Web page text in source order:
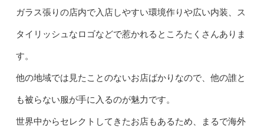
ガラス張りの店内で入店しやすい環境作りや広い内装、ス
タイリッシュなロゴなどで惹かれるところたくさんありま
す。
他の地域では見たことのないお店ばかりなので、他の誰と
も被らない服が手に入るのが魅力です。
世界中からセレクトしてきたお店もあるため、まるで海外